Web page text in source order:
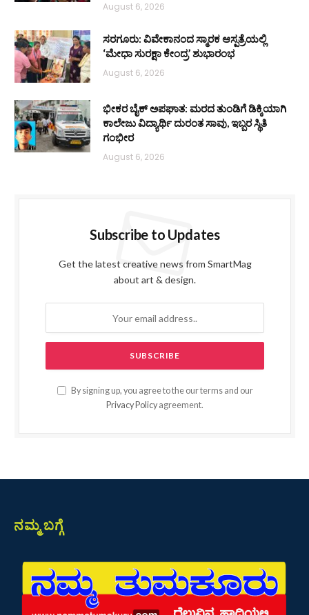
August 6, 2026
ಸರಗೂರು: ವಿವೇಕಾನಂದ ಸ್ಮಾರಕ ಆಸ್ಪತ್ರೆಯಲ್ಲಿ
‘ಮೇಧಾ ಸುರಕ್ಷಾ ಕೇಂದ್ರ’ ಶುಭಾರಂಭ
August 6, 2026
ಭೀಕರ ಬೈಕ್ ಅಪಘಾತ: ಮರದ ತುಂಡಿಗೆ ಡಿಕ್ಕಿಯಾಗಿ
ಕಾಲೇಜು ವಿದ್ಯಾರ್ಥಿ ದುರಂತ ಸಾವು, ಇಬ್ಬರ ಸ್ಥಿತಿ
ಗಂಭೀರ
August 6, 2026
Subscribe to Updates
Get the latest creative news from SmartMag
about art & design.
By signing up, you agree to the our terms and our
Privacy Policy agreement.
ನಮ್ಮ ಬಗ್ಗೆ